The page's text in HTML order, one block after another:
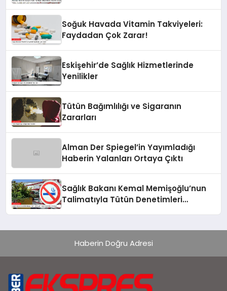
Soğuk Havada Vitamin Takviyeleri:
Faydadan Çok Zarar!
Eskişehir’de Sağlık Hizmetlerinde
Yenilikler
Tütün Bağımlılığı ve Sigaranın
Zararları
Alman Der Spiegel’in Yayımladığı
Haberin Yalanları Ortaya Çıktı
Sağlık Bakanı Kemal Memişoğlu’nun
Talimatıyla Tütün Denetimleri
Haberin Doğru Adresi